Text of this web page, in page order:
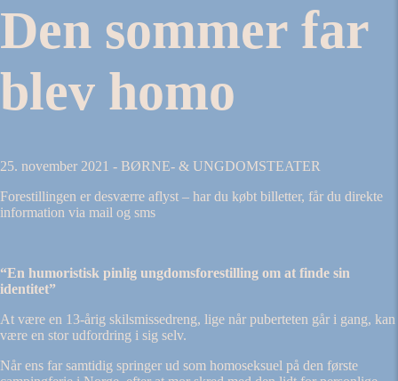
Den sommer far
blev homo
25. november 2021 - BØRNE- & UNGDOMSTEATER
Forestillingen er desværre aflyst – har du købt billetter, får du direkte
information via mail og sms
“En humoristisk pinlig ungdomsforestilling om at finde sin
identitet”
At være en 13-årig skilsmissedreng, lige når puberteten går i gang, kan
være en stor udfordring i sig selv.
Når ens far samtidig springer ud som homoseksuel på den første